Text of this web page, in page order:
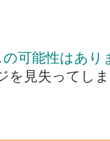
の可能性はあり
を見失ってし